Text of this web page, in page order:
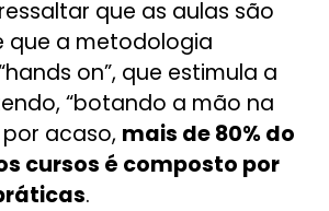
que as aulas são
que a metodologia
on”, que estimula a
“botando a mão na
por acaso, mais de 80% do
cursos é composto por
.